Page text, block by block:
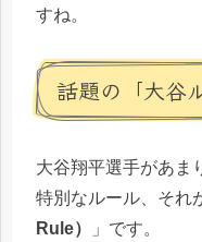
すね。
話題の「大谷
大谷翔平選手があま
特別なルール、それ
Rule）
」です。